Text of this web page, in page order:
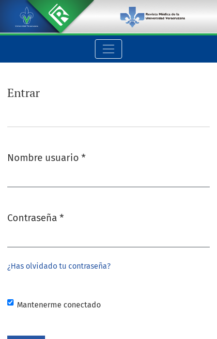
Entrar
Entrar
Nombre usuario *
Contraseña *
¿Has olvidado tu contraseña?
Mantenerme conectado